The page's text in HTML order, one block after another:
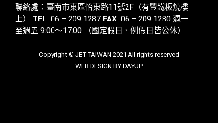
聯絡處：臺南市東區怡東路11號2F（有豐鐵板燒樓
上）
TEL06 – 209 1287 FAX06 – 209 1280 週一
至週五 9:00～17:00
（國定假日、例假日皆公休）
Copyright © JET TAIWAN 2021 All rights reserved
WEB DESIGN BY DAYUP